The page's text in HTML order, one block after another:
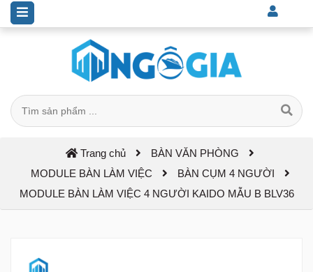
Trang chủ
BÀN VĂN PHÒNG
MODULE BÀN LÀM VIỆC
BÀN CỤM 4 NGƯỜI
MODULE BÀN LÀM VIỆC 4 NGƯỜI KAIDO MẪU B BLV36